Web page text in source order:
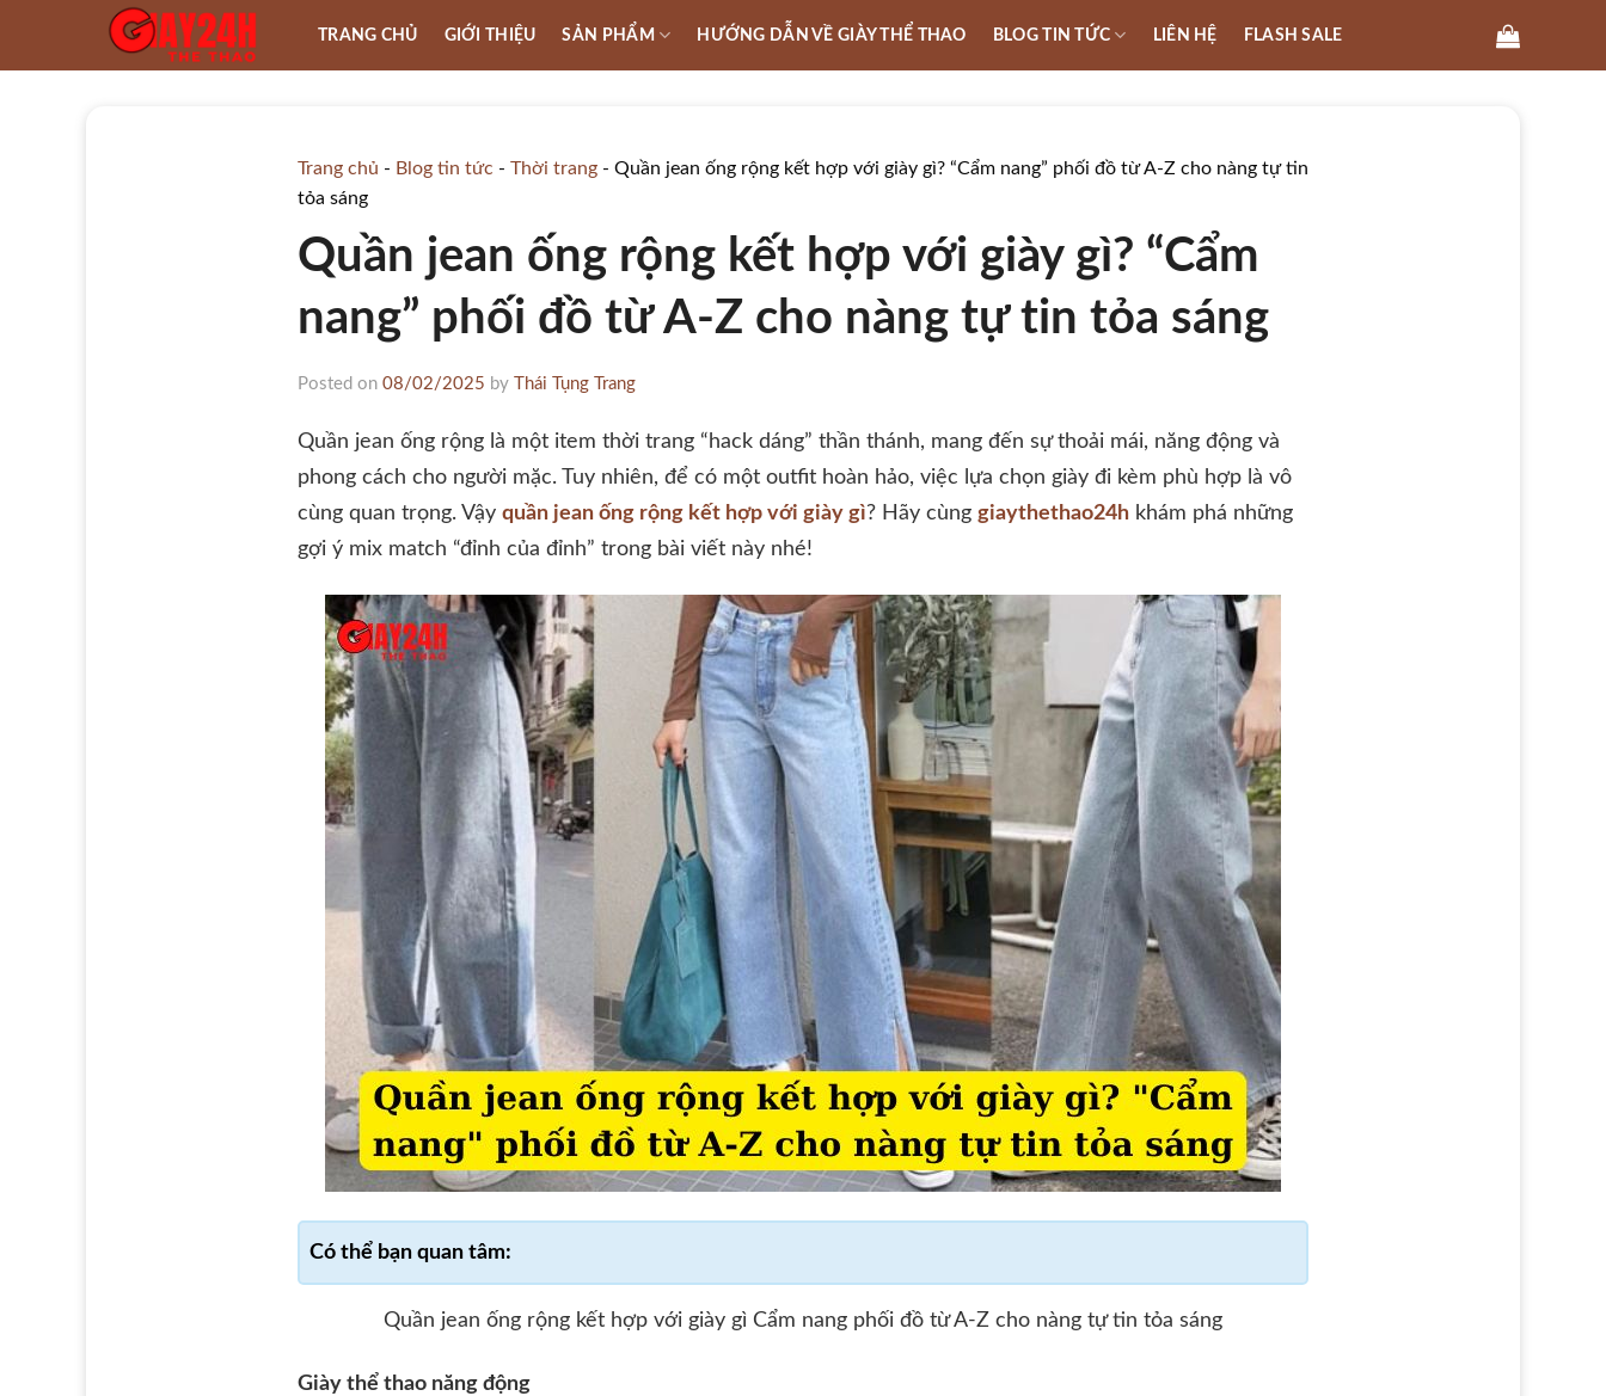
content
TRANG CHỦ GIỚI THIỆU SẢN PHẨM HƯỚNG DẪN VỀ GIÀY THỂ THAO BLOG TIN TỨC LIÊN HỆ FLASH SALE
Trang chủ - Blog tin tức - Thời trang - Quần jean ống rộng kết hợp với giày gì? “Cẩm nang” phối đồ từ A-Z cho nàng tự tin
tỏa sáng
Quần jean ống rộng kết hợp với giày gì? “Cẩm
nang” phối đồ từ A-Z cho nàng tự tin tỏa sáng
Posted on 08/02/2025 by Thái Tụng Trang
Quần jean ống rộng là một item thời trang “hack dáng” thần thánh, mang đến sự thoải mái, năng động và
phong cách cho người mặc. Tuy nhiên, để có một outfit hoàn hảo, việc lựa chọn giày đi kèm phù hợp là vô
cùng quan trọng. Vậy quần jean ống rộng kết hợp với giày gì? Hãy cùng giaythethao24h khám phá những
gợi ý mix match “đỉnh của đỉnh” trong bài viết này nhé!
Quần jean ống rộng kết hợp với giày gì Cẩm nang phối đồ từ A-Z cho nàng tự tin tỏa sáng
Giày thể thao năng động